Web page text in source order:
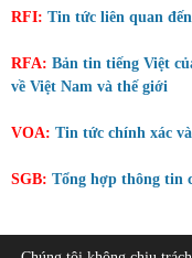
RFI: Tin tức liên quan
RFA: Bản tin tiếng Việt
về Việt Nam và thế giới
VOA: Tin tức chính xác
SGB: Tổng hợp thông tin